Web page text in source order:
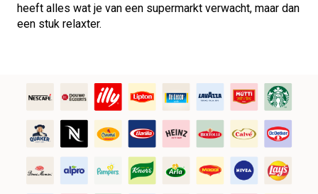
heeft alles wat je van een supermarkt verwacht, maar dan
een stuk relaxter.